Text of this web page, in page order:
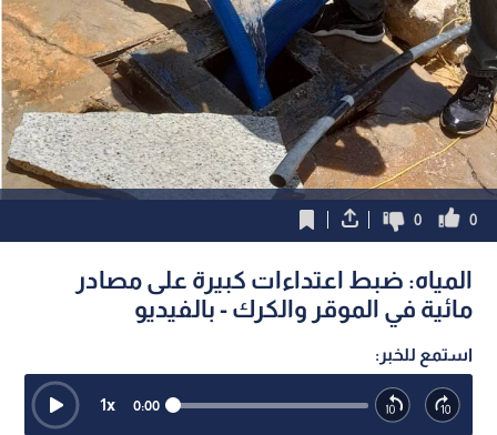
0
0
المياه: ضبط اعتداءات كبيرة على مصادر
مائية في الموقر والكرك - بالفيديو
استمع للخبر:
0:00
1x